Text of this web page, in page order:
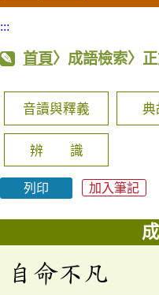
:::
首頁〉成語檢索〉正
音讀與釋義 典
辨 識
列印 加入筆記
自命不凡